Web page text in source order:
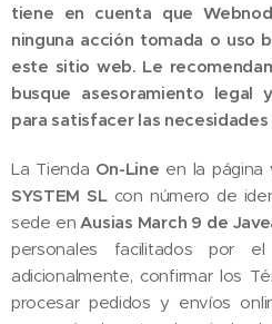
tiene en cuenta que
ninguna acción tomada o uso
este sitio web. Le
busque asesoramiento legal
para satisfacer las
La Tienda On-Line en la página
SYSTEM SLcon número de
sede enAusias March 9 de
personales facilitados por
adicionalmente, confirmar los
procesar pedidos y envíos